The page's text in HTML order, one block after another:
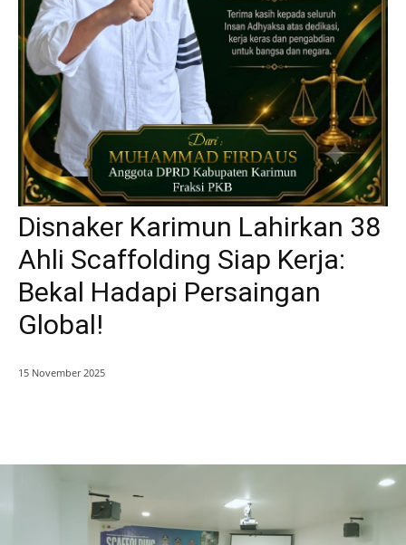
Disnaker Karimun Lahirkan 38
Ahli Scaffolding Siap Kerja:
Bekal Hadapi Persaingan
Global!
15 November 2025